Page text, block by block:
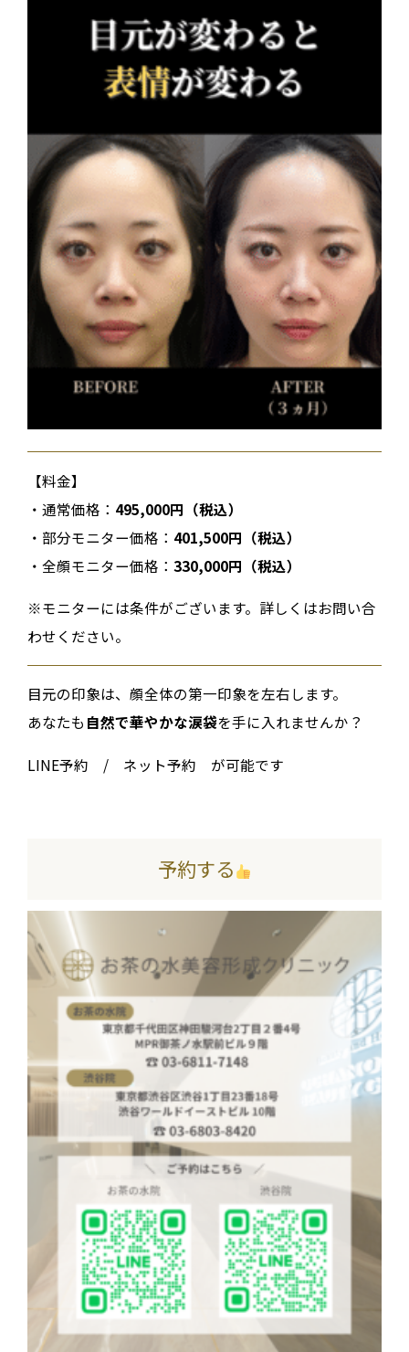
【料金】
・通常価格： 495,000円（税込）
・部分モニター価格： 401,500円（税込）
・全顔モニター価格： 330,000円（税込）
※モニターには条件がございます。詳しくはお問い合
わせください。
目元の印象は、顔全体の第一印象を左右します。
あなたも 自然で華やかな涙袋を手に入れませんか？
LINE予約 / ネット予約 が可能です
予約する